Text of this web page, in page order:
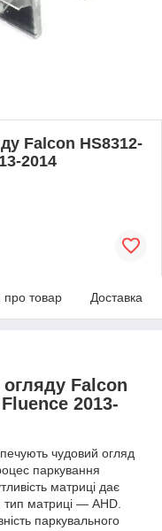
Falcon HS8312-
2014
про товар Доставка
Falcon
2013-
чудовий огляд
паркування
матриці дає
тип матриці — AHD.
паркувального